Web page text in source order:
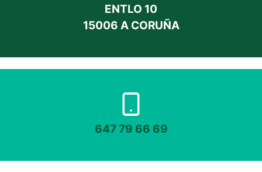
ENTLO 10
15006 A CORUÑA
647 79 66 69